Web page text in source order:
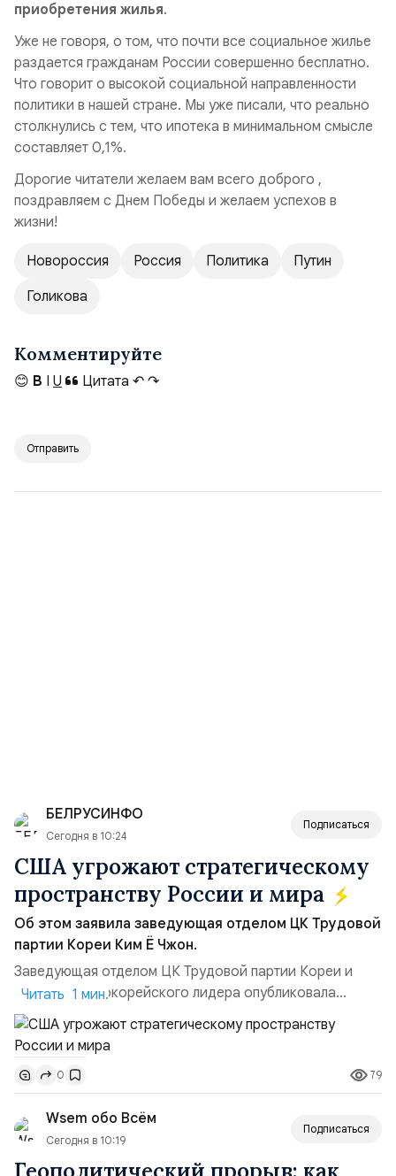
приобретения жилья.
Уже не говоря, о том, что почти все социальное жилье
раздается гражданам России совершенно бесплатно.
Что говорит о высокой социальной направленности
политики в нашей стране. Мы уже писали, что реально
столкнулись с тем, что ипотека в минимальном смысле
составляет 0,1%.
Дорогие читатели желаем вам всего доброго ,
поздравляем с Днем Победы и желаем успехов в
жизни!
Новороссия Россия Политика
Путин
Голикова
Комментируйте
😊 B I U Цитата ↶ ↷
Отправить
БЕЛРУСИНФО
Сегодня в 10:24
Подписаться
США угрожают стратегическому
пространству России и мира
Об этом заявила заведующая отделом ЦК Трудовой
партии Кореи Ким Ё Чжон.
Заведующая отделом ЦК Трудовой партии Кореи и
сестра северокорейского лидера опубликовала
заявление для прессы в ответ на проведение Токио
совместных с флотом США запусков крылатых ракет
Томагавк.«Япония отбросила обманчивую видимость
„исключительно оборонительной страны“ и выносит
вопрос о собственном ядерном вооружении на
всеобщее обозрение, одновреме...
Читать 1 мин.
0 79
Wsem обо Всём
Сегодня в 10:19
Подписаться
и будет направленна на развитие нашего канала.
Огромная благодарность , что вы с нами . Спасибо